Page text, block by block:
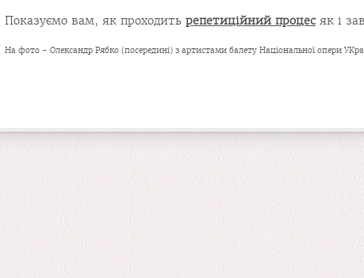
Показуємо вам, як проходить репетиційний процес як і
На фото - Олександр Рябко (посередині) з артистами балету Національної опери